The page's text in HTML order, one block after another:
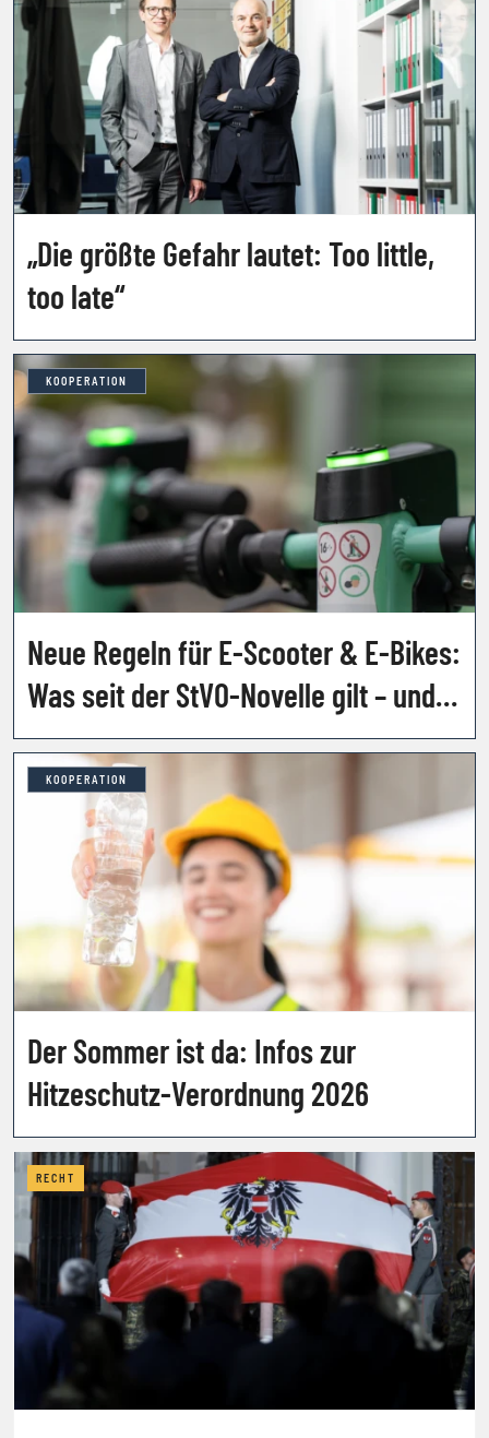
„Die größte Gefahr lautet: Too little,
too late“
KOOPERATION
Neue Regeln für E-Scooter & E-Bikes:
Was seit der StVO-Novelle gilt – und
welche Strafen drohen
KOOPERATION
Der Sommer ist da: Infos zur
Hitzeschutz-Verordnung 2026
RECHT